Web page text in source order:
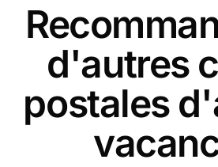
d'autres
postales